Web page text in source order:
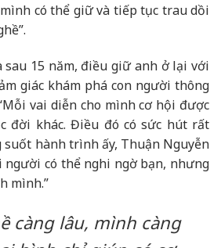
có thể giữ và tiếp tục trau dồi
sau 15 năm, điều giữ anh ở lại với
giác khám phá con người thông
vai diễn cho mình cơ hội được
đời khác. Điều đó có sức hút rất
suốt hành trình ấy, Thuận Nguyễn
người có thể nghi ngờ bạn, nhưng
mình.”
càng lâu, mình càng